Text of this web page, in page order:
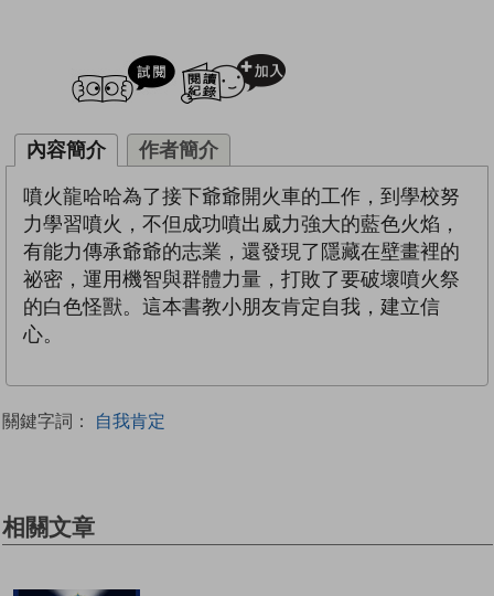
試閲
內容簡介 作者簡介
噴火龍哈哈為了接下爺爺開火車的工作，到學校努
力學習噴火，不但成功噴出威力強大的藍色火焰，
有能力傳承爺爺的志業，還發現了隱藏在壁畫裡的
祕密，運用機智與群體力量，打敗了要破壞噴火祭
的白色怪獸。這本書教小朋友肯定自我，建立信
心。
關鍵字詞： 自我肯定
相關文章